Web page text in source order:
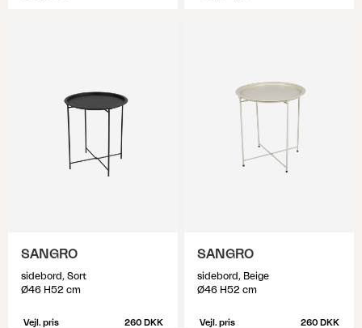
SANGRO
sidebord, Sort
Ø46 H52 cm
Vejl. pris 260 DKK
SANGRO
sidebord, Beige
Ø46 H52 cm
Vejl. pris 260 DKK